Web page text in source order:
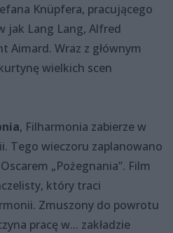
Knüpfera, pracującego
jak Lang Lang, Alfred
Aimard. Wraz z głównym
wielkich scen
, Filharmonia zabierze w
Tego wieczoru zaplanowano
„Pożegnania”. Film
który traci
Zmuszony do powrotu
pracę w... zakładzie